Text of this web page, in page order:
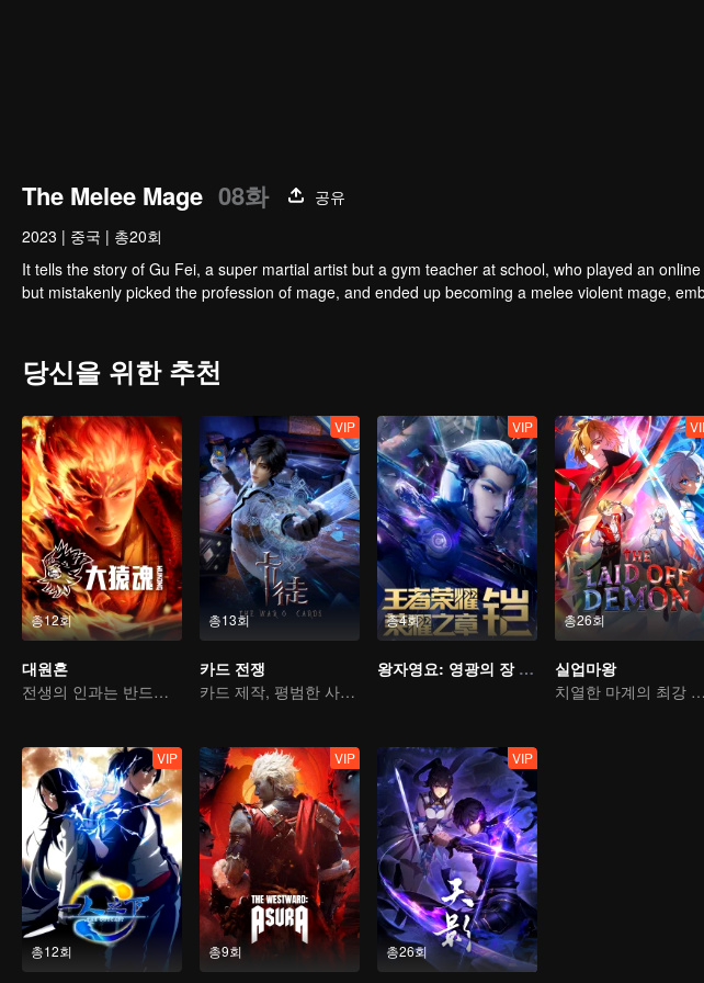
The Melee Mage 08화
공유
2023 | 중국 | 총20회
It tells the story of Gu Fei, a super martial artist but a gym teacher at school, who played an
but mistakenly picked the profession of mage, and ended up becoming a melee violent mage,
당신을 위한 추천
총12회
대원혼
전생의 인과는 반드시 하늘을 물어뜯을 것
총13회
VIP
카드 전쟁
카드 제작, 평범한 사람에서 영웅으로
총4회
VIP
왕자영요: 영광의 장 운명의 편
총26회
실업마왕
치열한 마계의 최강 마왕
총12회
VIP
총9회
VIP
총26회
VIP